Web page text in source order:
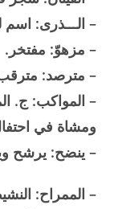
– الـــذرى: اسم
– مزهوّ: مفتخر.
– مترصد:
– المواكب: ج.
ومشاة في
– ينضح: يرشح
– الممراح: